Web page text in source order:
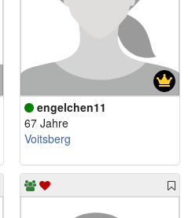
engelchen11
67 Jahre
Voitsberg